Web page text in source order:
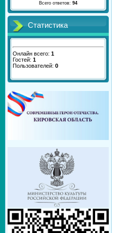
Всего ответов: 94
Статистика
Онлайн всего: 1
Гостей: 1
Пользователей: 0